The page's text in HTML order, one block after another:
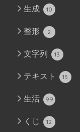
生成 10
整形 2
文字列 13
テキスト 15
生活 99
くじ 12